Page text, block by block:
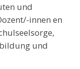
und
innen en
und